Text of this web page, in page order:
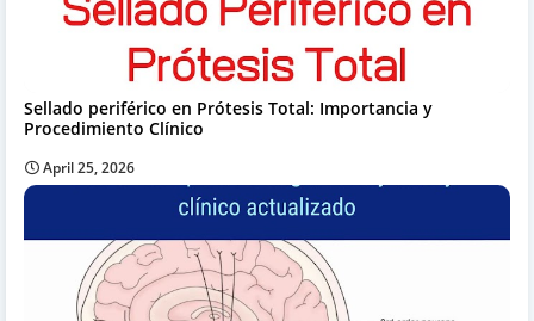
Sellado periférico en Prótesis Total: Importancia y
Procedimiento Clínico
April 25, 2026